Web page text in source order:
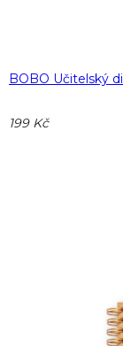
BOBO Učitelský
199 Kč